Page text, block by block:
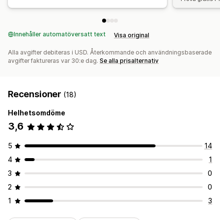
Innehåller automatöversatt text Visa original
Alla avgifter debiteras i USD. Återkommande och användningsbaserade
avgifter faktureras var 30:e dag. Se alla prisalternativ
Recensioner (18)
Helhetsomdöme
3,6
5
14
4
1
3
0
2
0
1
3